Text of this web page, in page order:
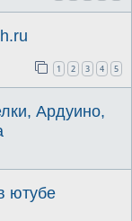
1 2 3 4 5
Ардуино,
ютубе